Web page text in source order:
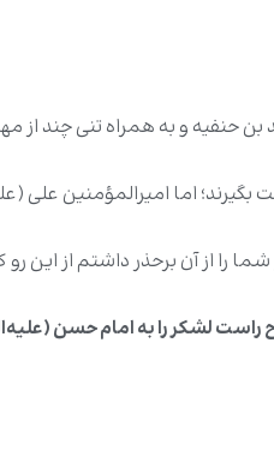
و به همراه تنی چند از
اما امیرالمؤمنین علی
از آن برحذر داشتم از این
لشکر را به امام حسن